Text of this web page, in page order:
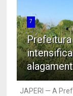
7
JAPERI — A